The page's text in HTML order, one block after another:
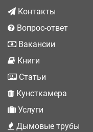
Контакты
Вопрос-ответ
Вакансии
Книги
Статьи
Кунсткамера
Услуги
Дымовые трубы